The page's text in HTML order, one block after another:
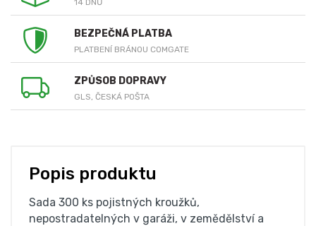
BEZPEČNÁ PLATBA
PLATBENÍ BRÁNOU COMGATE
ZPŮSOB DOPRAVY
GLS, ČESKÁ POŠTA
Popis produktu
Sada 300 ks pojistných kroužků,
nepostradatelných v garáži, v zemědělství a